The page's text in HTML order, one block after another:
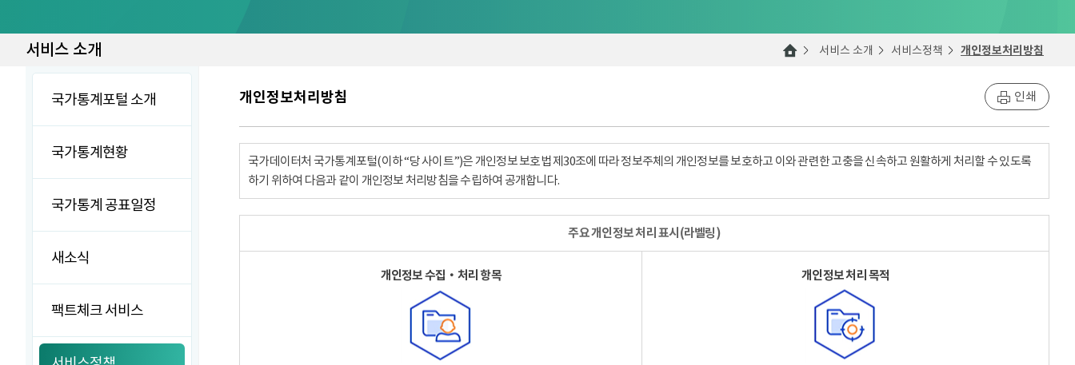
서비스 소개 서비스 소개 서비스정책 개인정보처리방침
국가통계포털 소개
국가통계현황
국가통계 공표일정
새소식
팩트체크 서비스
개인정보처리방침 인쇄
국가데이터처 국가통계포털(이하 “당 사이트”)은 개인정보 보호법 제30조에 따라 정보주체의 개인정보를 보호하고 이와 관련한 고충을 신속하고 원활하게 처리할 수 있도록
하기 위하여 다음과 같이 개인정보 처리방침을 수립하여 공개합니다.
주요 개인정보 처리 표시(라벨링)
개인정보 수집‧처리 항목 개인정보 처리 목적